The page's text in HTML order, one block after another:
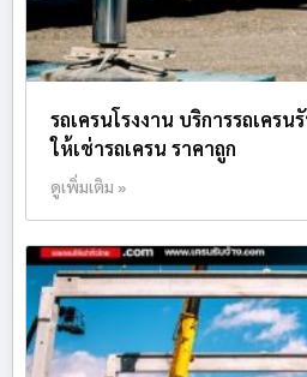
รถเครนโรงงาน บริการรถเครน
ให้เช่ารถเครน ราคาถูก
ดูเพิ่มเติม »